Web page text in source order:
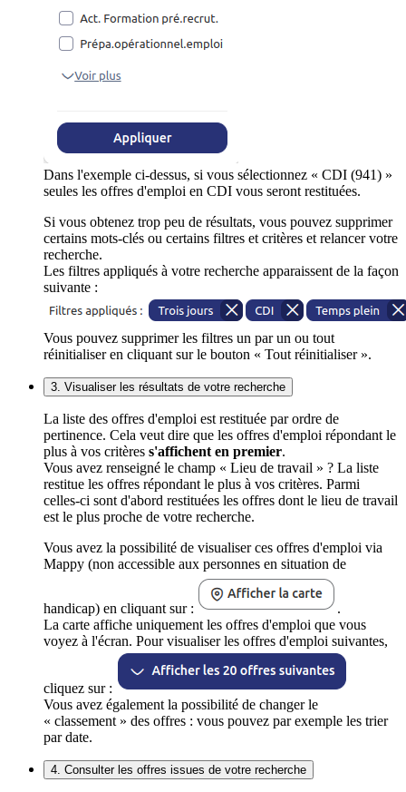
Dans l'exemple ci-dessus, si vous sélectionnez « CDI (941) »
seules les offres d'emploi en CDI vous seront restituées.
Si vous obtenez trop peu de résultats, vous pouvez supprimer
certains mots-clés ou certains filtres et critères et relancer votre
recherche.
Les filtres appliqués à votre recherche apparaissent de la façon
suivante :
Vous pouvez supprimer les filtres un par un ou tout
réinitialiser en cliquant sur le bouton « Tout réinitialiser ».
3. Visualiser les résultats de votre recherche
La liste des offres d'emploi est restituée par ordre de
pertinence. Cela veut dire que les offres d'emploi répondant le
plus à vos critères s'affichent en premier.
Vous avez renseigné le champ « Lieu de travail » ? La liste
restitue les offres répondant le plus à vos critères. Parmi
celles-ci sont d'abord restituées les offres dont le lieu de travail
est le plus proche de votre recherche.
Vous avez la possibilité de visualiser ces offres d'emploi via
Mappy (non accessible aux personnes en situation de
handicap) en cliquant sur :
.
La carte affiche uniquement les offres d'emploi que vous
voyez à l'écran. Pour visualiser les offres d'emploi suivantes,
cliquez sur :
Vous avez également la possibilité de changer le
« classement » des offres : vous pouvez par exemple les trier
par date.
4. Consulter les offres issues de votre recherche